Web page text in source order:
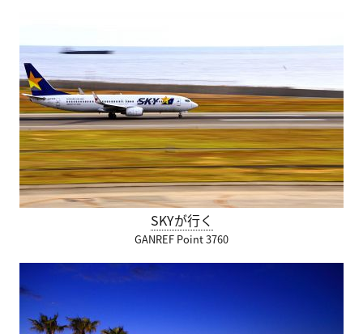
SKYが行く
GANREF Point 3760